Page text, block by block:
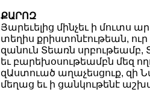
ՔԱՐՈԶ
Յարեւելից մինչեւ ի մուտս
տեղիս քրիստոնէութեան,
զանուն Տեառն սրբութեամբ,
եւ բարեխօսութեամբն մեզ
զԱստուած աղաչեսցուք, զի
մեղաց եւ ի ցանկութենէ